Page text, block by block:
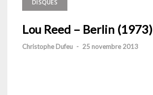
DISQUES
Lou Reed – Berlin (1973)
Christophe Dufeu - 25 novembre 2013